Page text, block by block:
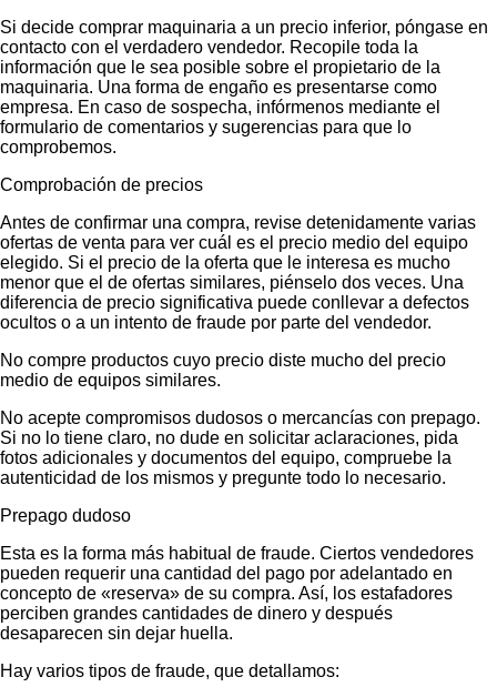
Si decide comprar maquinaria a un precio inferior, póngase en
contacto con el verdadero vendedor. Recopile toda la
información que le sea posible sobre el propietario de la
maquinaria. Una forma de engaño es presentarse como
empresa. En caso de sospecha, infórmenos mediante el
formulario de comentarios y sugerencias para que lo
comprobemos.
Comprobación de precios
Antes de confirmar una compra, revise detenidamente varias
ofertas de venta para ver cuál es el precio medio del equipo
elegido. Si el precio de la oferta que le interesa es mucho
menor que el de ofertas similares, piénselo dos veces. Una
diferencia de precio significativa puede conllevar a defectos
ocultos o a un intento de fraude por parte del vendedor.
No compre productos cuyo precio diste mucho del precio
medio de equipos similares.
No acepte compromisos dudosos o mercancías con prepago.
Si no lo tiene claro, no dude en solicitar aclaraciones, pida
fotos adicionales y documentos del equipo, compruebe la
autenticidad de los mismos y pregunte todo lo necesario.
Prepago dudoso
Esta es la forma más habitual de fraude. Ciertos vendedores
pueden requerir una cantidad del pago por adelantado en
concepto de «reserva» de su compra. Así, los estafadores
perciben grandes cantidades de dinero y después
desaparecen sin dejar huella.
Hay varios tipos de fraude, que detallamos: